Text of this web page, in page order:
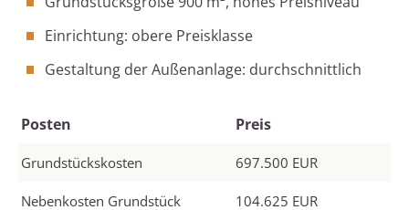
Einrichtung: obere Preisklasse
Gestaltung der Außenanlage: durchschnittlich
Posten Preis
Grundstückskosten 697.500 EUR
Nebenkosten Grundstück 104.625 EUR